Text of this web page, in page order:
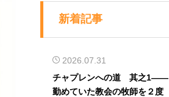
新着記事
2026.07.31
チャプレンへの道 其之1――
勤めていた教会の牧師を２度